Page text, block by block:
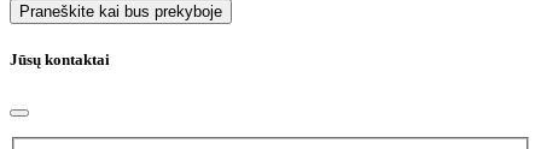
Praneškite kai bus prekyboje
Jūsų kontaktai